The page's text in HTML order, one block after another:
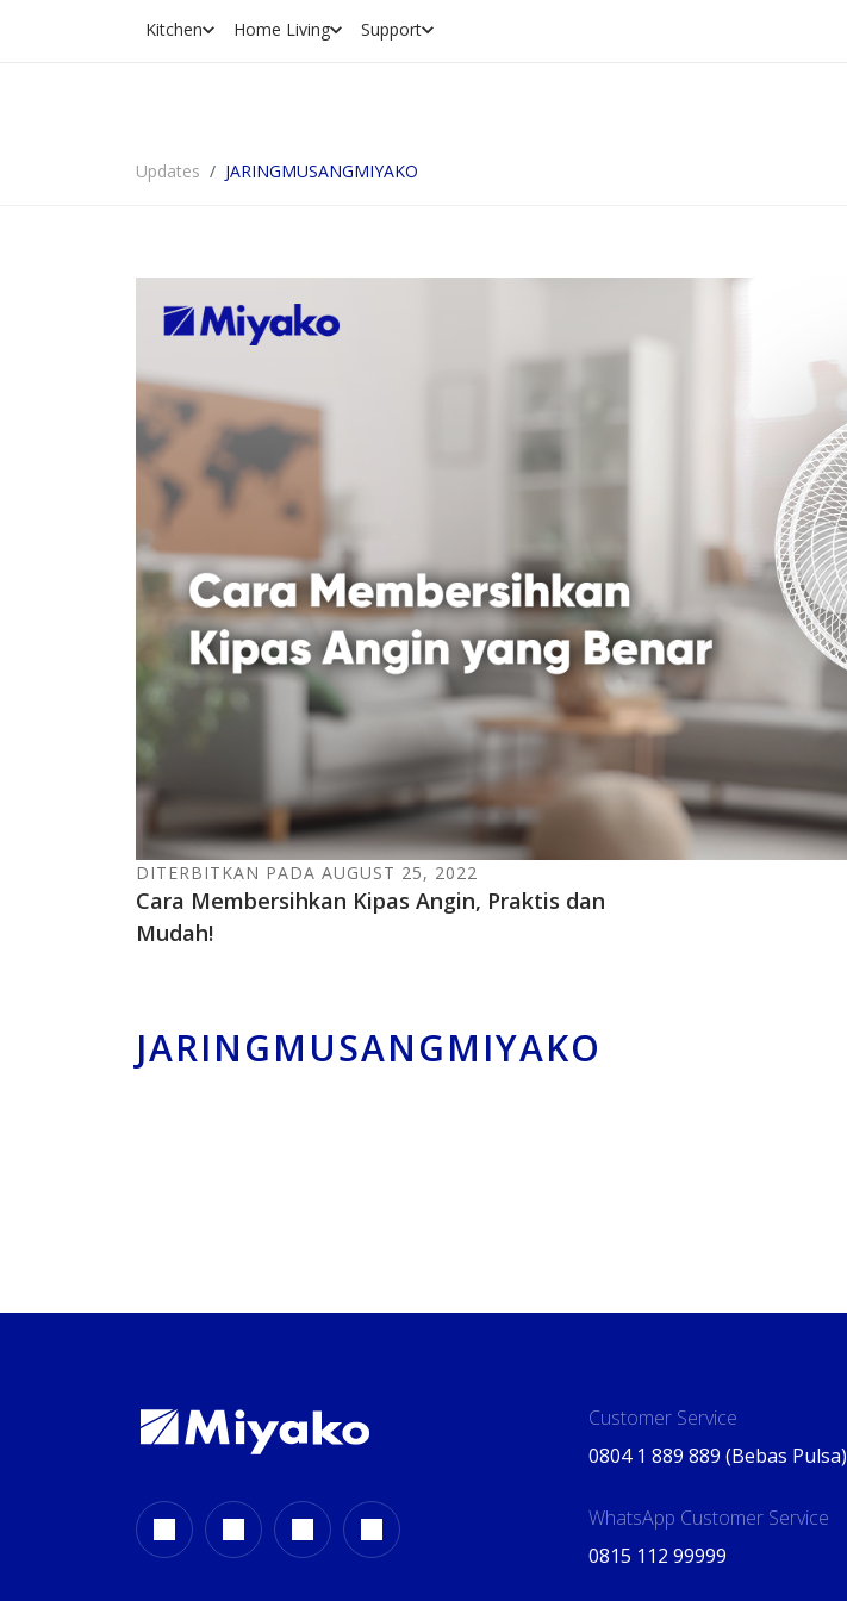
Kitchen Home Living Support
Updates JARINGMUSANGMIYAKO
DITERBITKAN PADA AUGUST 25, 2022
Cara Membersihkan Kipas Angin, Praktis dan
Mudah!
JARINGMUSANGMIYAKO
Customer Service
0804 1 889 889 (Bebas Pulsa)
WhatsApp Customer Service
0815 112 99999